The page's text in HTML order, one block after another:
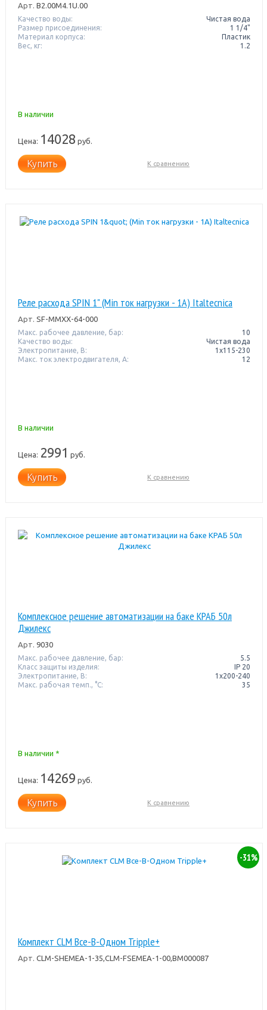
Арт. B2.00M4.1U.00
Качество воды:
Чистая вода
Размер присоединения:
1 1/4"
Материал корпуса:
Пластик
Вес, кг:
1.2
В наличии
Цена: 14028 руб.
Купить К сравнению
Реле расхода SPIN 1" (Min ток нагрузки - 1A) Italtecnica
Арт. SF-MMXX-64-000
Макс. рабочее давление, бар:
10
Качество воды:
Чистая вода
Электропитание, В:
1x115-230
Макс. ток электродвигателя, А:
12
В наличии
Цена: 2991 руб.
Купить К сравнению
Комплексное решение автоматизации на баке КРАБ 50л
Джилекс
Арт. 9030
Макс. рабочее давление, бар:
5.5
Класс защиты изделия:
IP 20
Электропитание, В:
1x200-240
Макс. рабочая темп., °С:
35
В наличии *
Цена: 14269 руб.
Купить К сравнению
-31%
Комплект CLM Все-В-Одном Tripple+
Арт. CLM-SHEMEA-1-35,CLM-FSEMEA-1-00,BM000087